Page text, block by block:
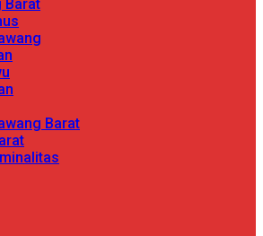
Barat
Barat